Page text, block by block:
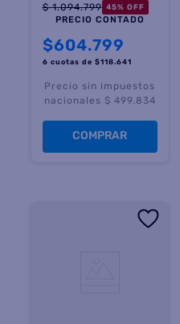
$ 1.094.799 45% OFF
PRECIO CONTADO
$604.799
6 cuotas de $118.641
Precio sin impuestos
nacionales $ 499.834
COMPRAR